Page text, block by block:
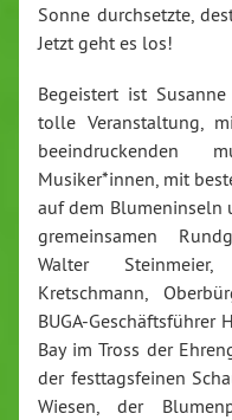
Sonne durchsetzte,
Jetzt geht es los!
Begeistert ist
tolle Veranstaltung,
beeindruckenden
Musiker*innen, mit
auf dem Blumeninseln
gremeinsamen
Walter Steinmeier,
Kretschmann,
BUGA-Geschäftsführer
Bay im Tross der
der festtagsfeinen
Wiesen, der